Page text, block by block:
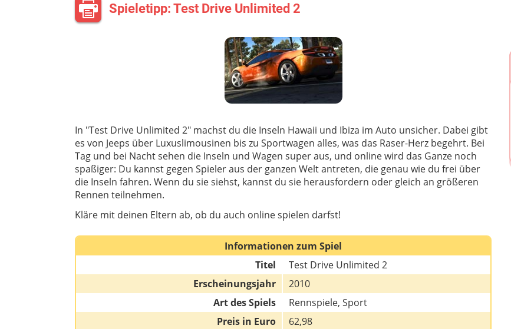
Spieletipp: Test Drive Unlimited 2
In "Test Drive Unlimited 2" machst du die Inseln Hawaii und Ibiza im Auto unsicher. Dabei gibt
es von Jeeps über Luxuslimousinen bis zu Sportwagen alles, was das Raser-Herz begehrt. Bei
Tag und bei Nacht sehen die Inseln und Wagen super aus, und online wird das Ganze noch
spaßiger: Du kannst gegen Spieler aus der ganzen Welt antreten, die genau wie du frei über
die Inseln fahren. Wenn du sie siehst, kannst du sie herausfordern oder gleich an größeren
Rennen teilnehmen.
Kläre mit deinen Eltern ab, ob du auch online spielen darfst!
Informationen zum Spiel
Titel
Test Drive Unlimited 2
Erscheinungsjahr
2010
Art des Spiels
Rennspiele, Sport
Preis in Euro
62,98